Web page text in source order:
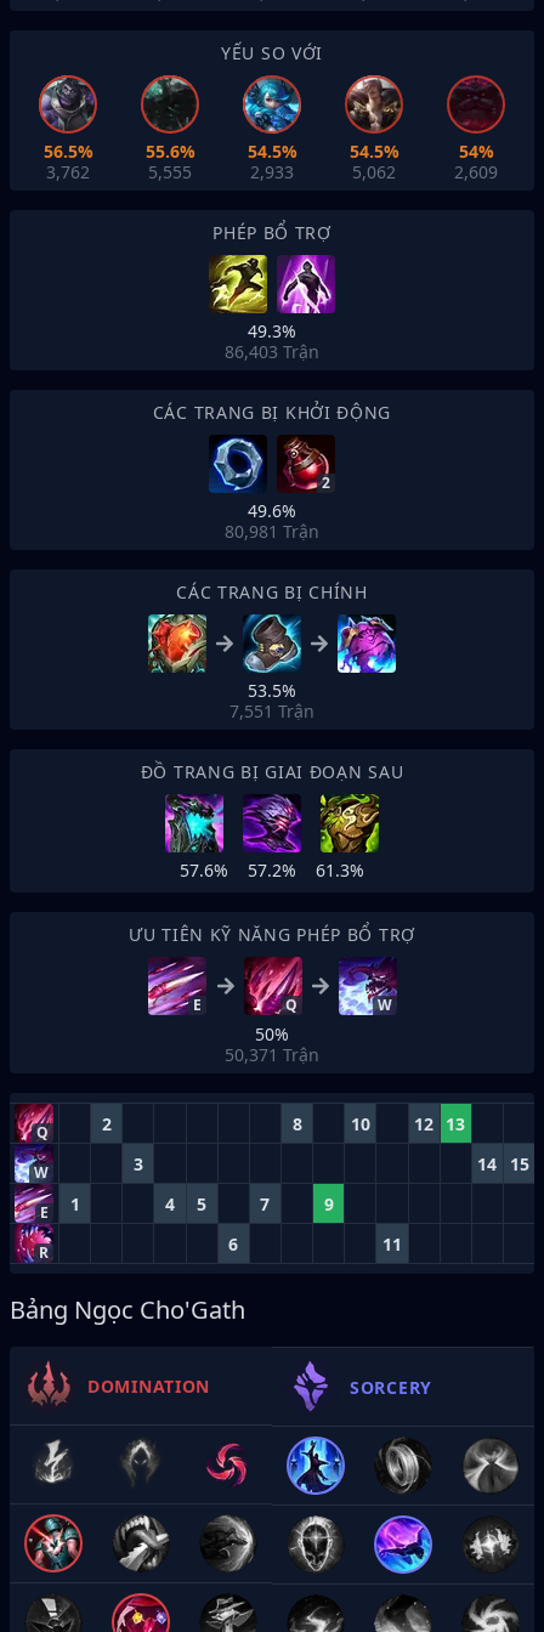
YẾU SO VỚI
56.5%
3,762
55.6%
5,555
54.5%
2,933
54.5%
5,062
54%
2,609
PHÉP BỔ TRỢ
49.3%
86,403 Trận
CÁC TRANG BỊ KHỞI ĐỘNG
2
49.6%
80,981 Trận
CÁC TRANG BỊ CHÍNH
53.5%
7,551 Trận
ĐỒ TRANG BỊ GIAI ĐOẠN SAU
57.6% 57.2% 61.3%
ƯU TIÊN KỸ NĂNG PHÉP BỔ TRỢ
E Q W
50%
50,371 Trận
Q 2 8 10 12 13
W 3 14 15
E 1 4 5 7 9
R 6 11
Bảng Ngọc Cho'Gath
DOMINATION SORCERY